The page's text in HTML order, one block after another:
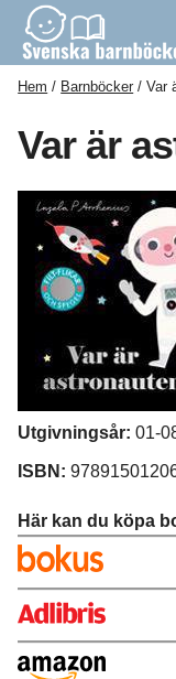
Hem Barnböcker Var
Var är
Utgivningsår:01-
ISBN:
Här kan du köpa